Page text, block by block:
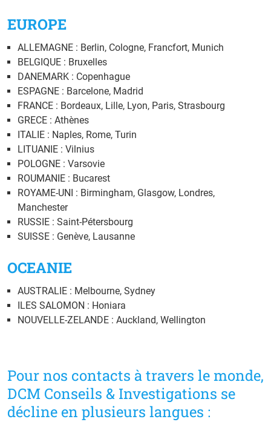
EUROPE
ALLEMAGNE : Berlin, Cologne, Francfort, Munich
BELGIQUE : Bruxelles
DANEMARK : Copenhague
ESPAGNE : Barcelone, Madrid
FRANCE : Bordeaux, Lille, Lyon, Paris, Strasbourg
GRECE : Athènes
ITALIE : Naples, Rome, Turin
LITUANIE : Vilnius
POLOGNE : Varsovie
ROUMANIE : Bucarest
ROYAME-UNI : Birmingham, Glasgow, Londres,
Manchester
RUSSIE : Saint-Pétersbourg
SUISSE : Genève, Lausanne
OCEANIE
AUSTRALIE : Melbourne, Sydney
ILES SALOMON : Honiara
NOUVELLE-ZELANDE : Auckland, Wellington
Pour nos contacts à travers le monde,
DCM Conseils & Investigations se
décline en plusieurs langues :